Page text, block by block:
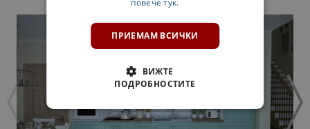
повече тук.
ПРИЕМАМ ВСИЧКИ
ВИЖТЕ
ПОДРОБНОСТИТЕ